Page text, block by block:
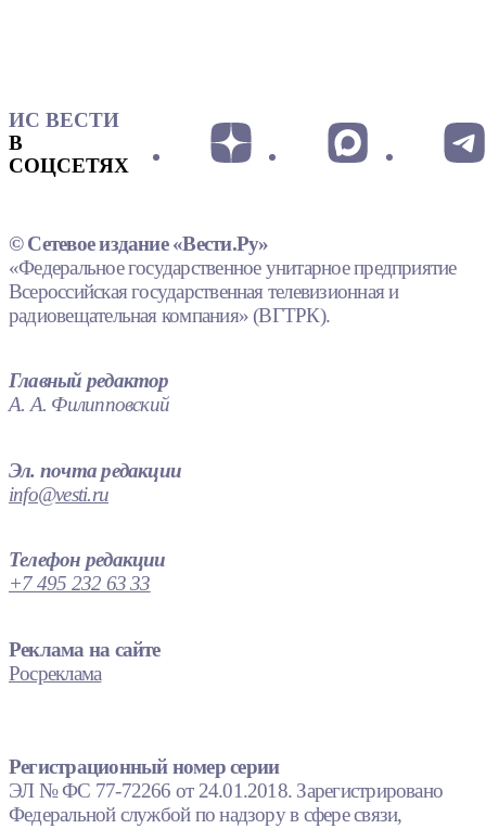
ИС ВЕСТИ
В
СОЦСЕТЯХ
© Сетевое издание «Вести.Ру»
«Федеральное государственное унитарное предприятие
Всероссийская государственная телевизионная и
радиовещательная компания» (ВГТРК).
Главный редактор
А. А. Филипповский
Эл. почта редакции
info@vesti.ru
Телефон редакции
+7 495 232 63 33
Реклама на сайте
Росреклама
Регистрационный номер серии
ЭЛ № ФС 77-72266 от 24.01.2018. Зарегистрировано
Федеральной службой по надзору в сфере связи,